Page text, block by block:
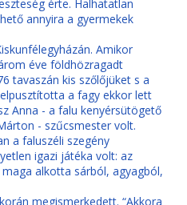
érte. Halhatatlan
annyira a gyermekek
Amikor
éve földhözragadt
tavaszán kis szőlőjüket s a
a fagy ekkor lett
Anna - a falu kenyérsütögető
- szűcsmester volt.
a faluszéli szegény
igazi játéka volt: az
alkotta sárból, agyagból,
megismerkedett. “Akkora